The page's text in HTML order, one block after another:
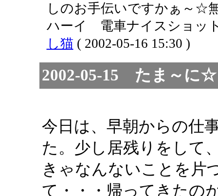
しのお手伝いですかぁ～☆
ハーイ 電車ナイスショッ
し猫 ( 2002-05-16 15:30 )
2002-05-15 たま～
今日は、早朝からの仕
た。少し居残りをして
きゃなんないことを片
て・・・帰ってきたの